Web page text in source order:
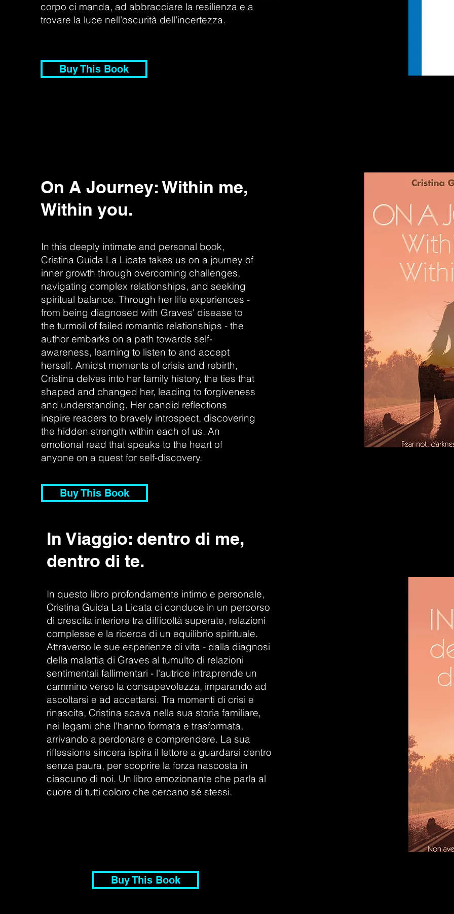
corpo ci manda, ad abbracciare la resilienza e a
trovare la luce nell’oscurità dell’incertezza.
Buy This Book
On A Journey: Within me,
Within you.
In this deeply intimate and personal book,
Cristina Guida La Licata takes us on a journey of
inner growth through overcoming challenges,
navigating complex relationships, and seeking
spiritual balance. Through her life experiences -
from being diagnosed with Graves' disease to
the turmoil of failed romantic relationships - the
author embarks on a path towards self-
awareness, learning to listen to and accept
herself. Amidst moments of crisis and rebirth,
Cristina delves into her family history, the ties that
shaped and changed her, leading to forgiveness
and understanding. Her candid reflections
inspire readers to bravely introspect, discovering
the hidden strength within each of us. An
emotional read that speaks to the heart of
anyone on a quest for self-discovery.
Buy This Book
In Viaggio: dentro di me,
dentro di te.
In questo libro profondamente intimo e personale,
Cristina Guida La Licata ci conduce in un percorso
di crescita interiore tra difficoltà superate, relazioni
complesse e la ricerca di un equilibrio spirituale.
Attraverso le sue esperienze di vita - dalla diagnosi
della malattia di Graves al tumulto di relazioni
sentimentali fallimentari - l'autrice intraprende un
cammino verso la consapevolezza, imparando ad
ascoltarsi e ad accettarsi. Tra momenti di crisi e
rinascita, Cristina scava nella sua storia familiare,
nei legami che l'hanno formata e trasformata,
arrivando a perdonare e comprendere. La sua
riflessione sincera ispira il lettore a guardarsi dentro
senza paura, per scoprire la forza nascosta in
ciascuno di noi. Un libro emozionante che parla al
cuore di tutti coloro che cercano sé stessi.
Buy This Book